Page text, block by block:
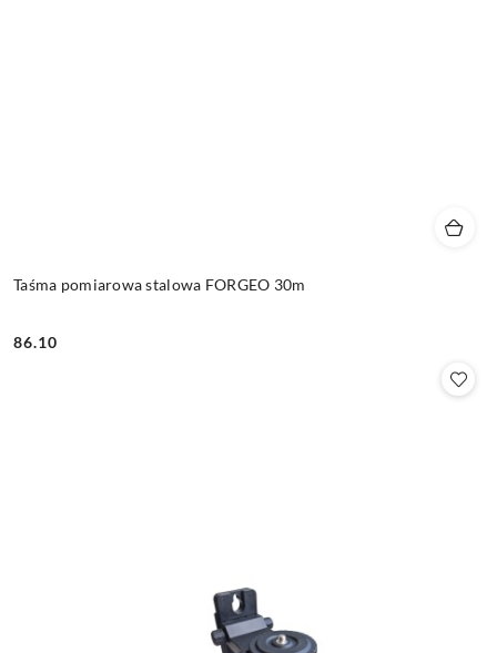
Taśma pomiarowa stalowa FORGEO 30m
Cena:
86.10